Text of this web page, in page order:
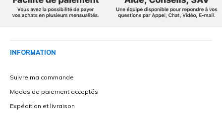
INFORMATION
Suivre ma commande
Modes de paiement acceptés
Expédition et livraison